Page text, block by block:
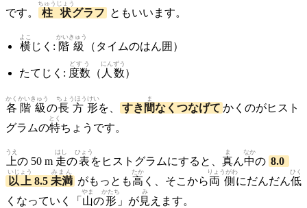
です。 柱状
ちゅうじょう
グラフ ともいいます。
横
よこ
じく: 階級
かいきゅう
（タイムのはん囲）
たてじく: 度数
どすう
（ 人数
にんずう
）
各
かく
階級
かいきゅう
の長方形
ちょうほうけい
を、 すき 間
ま
なくつなげて かくのがヒスト
グラムの特
とく
ちょうです。
上
うえ
の 50 m 走
はし
の表
ひょう
をヒストグラムにすると、 真
ま
ん中
なか
の 8.0
以上
いじょう
8.5 未満
みまん
がもっとも高
たか
く、そこから両側
りょうがわ
にだんだん低
ひく
くなっていく「 山
やま
の形
かたち
」が見
み
えます。